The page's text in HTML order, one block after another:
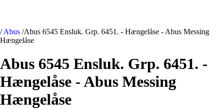
/ Abus /Abus 6545 Ensluk. Grp. 6451. - Hængelåse - Abus Messing
Hængelåse
Abus 6545 Ensluk. Grp. 6451. -
Hængelåse - Abus Messing
Hængelåse